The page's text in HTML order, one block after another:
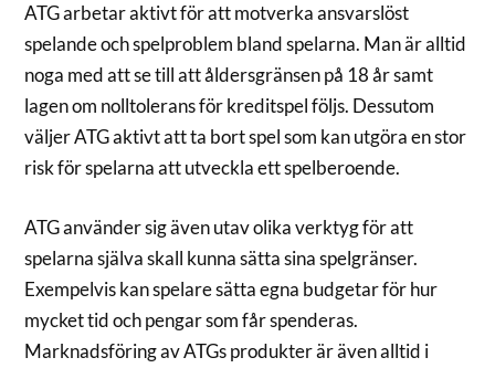
ATG arbetar aktivt för att motverka ansvarslöst
spelande och spelproblem bland spelarna. Man är alltid
noga med att se till att åldersgränsen på 18 år samt
lagen om nolltolerans för kreditspel följs. Dessutom
väljer ATG aktivt att ta bort spel som kan utgöra en stor
risk för spelarna att utveckla ett spelberoende.
ATG använder sig även utav olika verktyg för att
spelarna själva skall kunna sätta sina spelgränser.
Exempelvis kan spelare sätta egna budgetar för hur
mycket tid och pengar som får spenderas.
Marknadsföring av ATGs produkter är även alltid i